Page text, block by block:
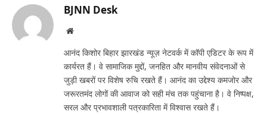
BJNN Desk
Website
आनंद किशोर बिहार झारखंड न्यूज़ नेटवर्क में कॉपी एडिटर के रूप में
कार्यरत हैं। वे सामाजिक मुद्दों, जनहित और मानवीय संवेदनाओं से
जुड़ी खबरों पर विशेष रुचि रखते हैं। आनंद का उद्देश्य कमजोर और
जरूरतमंद लोगों की आवाज को सही मंच तक पहुंचाना है। वे निष्पक्ष,
सरल और प्रभावशाली पत्रकारिता में विश्वास रखते हैं।